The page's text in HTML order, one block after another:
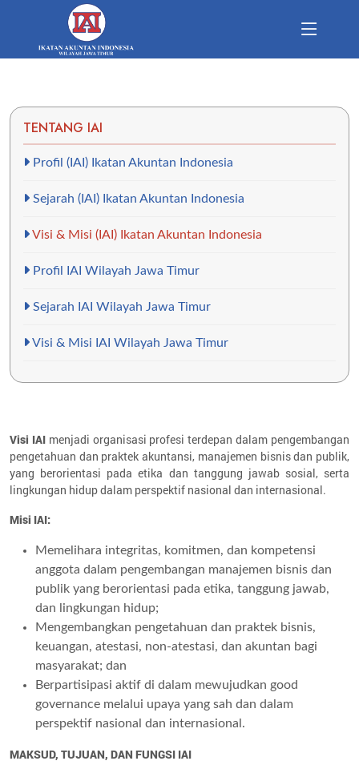
TENTANG IAI
Profil (IAI) Ikatan Akuntan Indonesia
Sejarah (IAI) Ikatan Akuntan Indonesia
Visi & Misi (IAI) Ikatan Akuntan Indonesia
Profil IAI Wilayah Jawa Timur
Sejarah IAI Wilayah Jawa Timur
Visi & Misi IAI Wilayah Jawa Timur
Visi IAI menjadi organisasi profesi terdepan dalam pengembangan
pengetahuan dan praktek akuntansi, manajemen bisnis dan publik,
yang berorientasi pada etika dan tanggung jawab sosial, serta
lingkungan hidup dalam perspektif nasional dan internasional.
Misi IAI:
Memelihara integritas, komitmen, dan kompetensi
anggota dalam pengembangan manajemen bisnis dan
publik yang berorientasi pada etika, tanggung jawab,
dan lingkungan hidup;
Mengembangkan pengetahuan dan praktek bisnis,
keuangan, atestasi, non-atestasi, dan akuntan bagi
masyarakat; dan
Berpartisipasi aktif di dalam mewujudkan good
governance melalui upaya yang sah dan dalam
perspektif nasional dan internasional.
MAKSUD, TUJUAN, DAN FUNGSI IAI